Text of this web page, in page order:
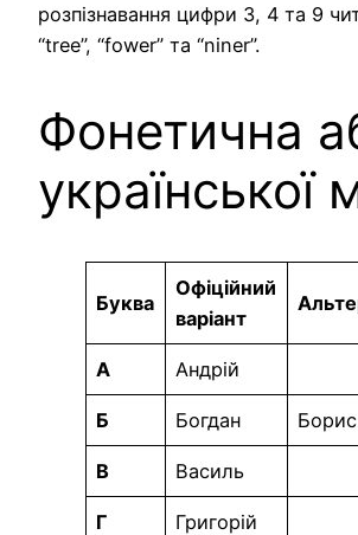
розпізнавання цифри 3, 4 та 9
“tree”, “fower” та “niner”.
Фонетична
української
Буква
Офіційний
варіант
А Андрій
Б Богдан Борис
В Василь
Г Григорій